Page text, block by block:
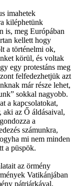
imahetek
kiléphetünk
is, meg Európában
kellett hogy
a történelmi ok,
körül, és voltak
egy protestáns meg
felfedezhetjük azt
már része lehet,
sokkal nagyobb.
a kapcsolatokat,
az Ő áldásaival,
a
számunkra,
mi nem minden
a püspök.
az örmény
Vatikánjában
pátriárkával.